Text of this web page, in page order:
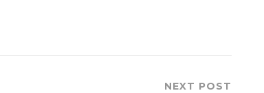
NEXT POST